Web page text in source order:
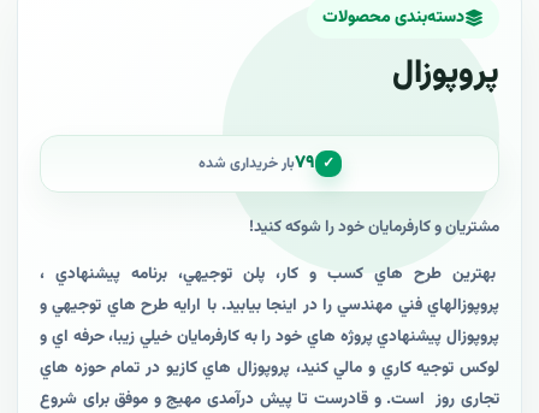
دسته‌بندی محصولات
پروپوزال
✓ ۷۹بار خریداری شده
مشتريان و کارفرمایان خود را شوکه کنيد!
بهترين طرح هاي کسب و کار، پلن توجيهي، برنامه پيشنهادي ،
پروپوزالهاي فني مهندسي را در اينجا بيابيد. با ارايه طرح هاي توجيهي و
پروپوزال پيشنهادي پروژه هاي خود را به کارفرمايان خيلي زيبا، حرفه اي و
لوکس توجيه کاري و مالي کنيد، پروپوزال هاي کازيو در تمام حوزه هاي
تجاری روز است. و قادرست تا پیش درآمدی مهیج و موفق برای شروع